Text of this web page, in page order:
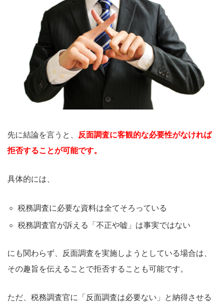
先に結論を言うと、
反面調査に客観的な必要性がなければ
拒否することが可能です。
具体的には、
税務調査に必要な資料は全てそろっている
税務調査官が訴える「不正や嘘」は事実ではない
にも関わらず、反面調査を実施しようとしている場合は、
その趣旨を伝えることで拒否することも可能です。
ただ、税務調査官に「反面調査は必要ない」と納得させる